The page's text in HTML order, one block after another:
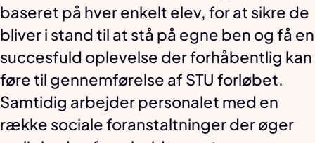
baseret på hver enkelt elev, for at sikre de
bliver i stand til at stå på egne ben og få en
succesfuld oplevelse der forhåbentlig kan
føre til gennemførelse af STU forløbet.
Samtidig arbejder personalet med en
række sociale foranstaltninger der øger